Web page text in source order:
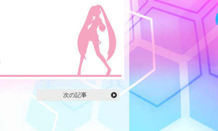
次の記事